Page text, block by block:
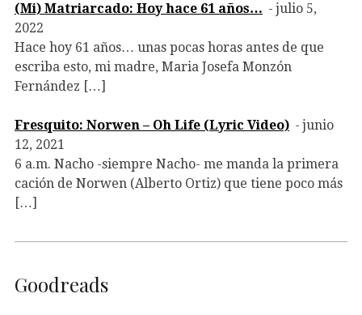
(Mi) Matriarcado: Hoy hace 61 años…
julio 5,
2022
Hace hoy 61 años… unas pocas horas antes de que
escriba esto, mi madre, Maria Josefa Monzón
Fernández […]
Fresquito: Norwen – Oh Life (Lyric Video)
junio
12, 2021
6 a.m. Nacho -siempre Nacho- me manda la primera
cación de Norwen (Alberto Ortiz) que tiene poco más
[…]
Goodreads